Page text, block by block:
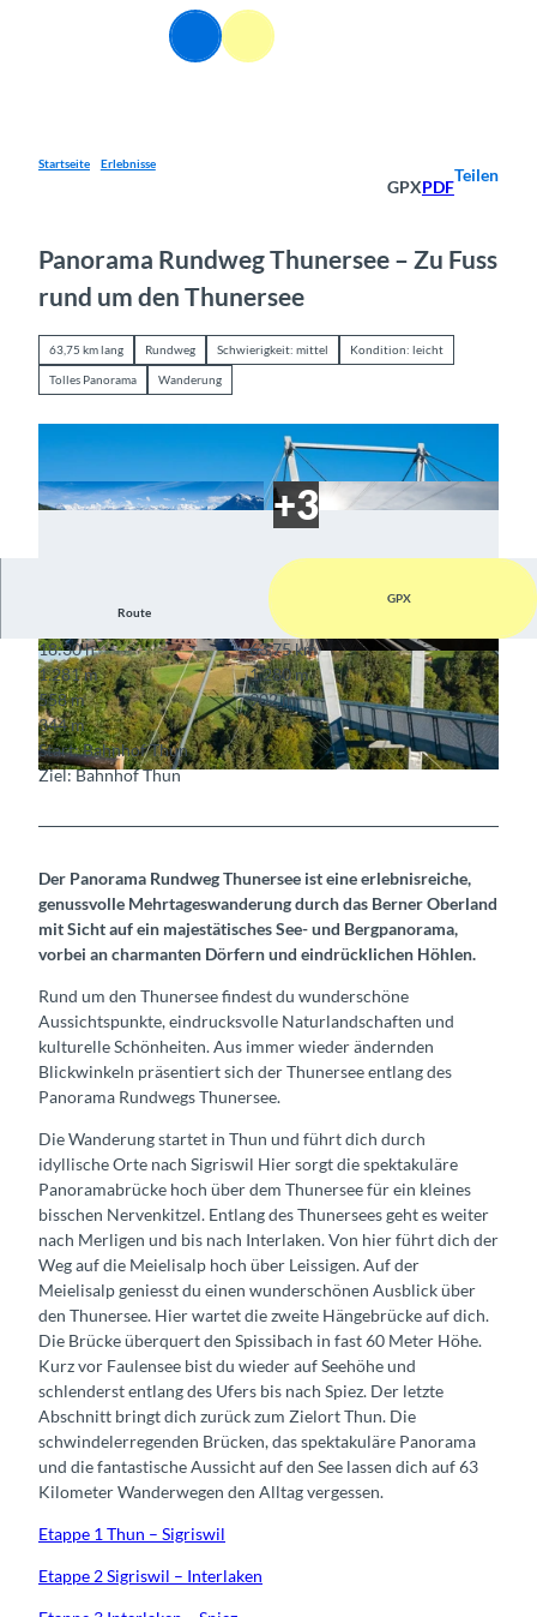
Suche Menü
Startseite Erlebnisse
GPXPDF
Teilen
Panorama Rundweg Thunersee – Zu Fuss
rund um den Thunersee
63,75 km lang Rundweg Schwierigkeit: mittel Kondition: leicht
Tolles Panorama Wanderung
© Mike Kaufmann, Interlaken Tourismus, Interlaken Tourismus
© Interlaken Tourismus, Interlaken Tourismus © Interlaken Tourismus
Route
GPX
18:30 h
63,75 km
1.281 m
1.280 m
558 m
902 m
344 m
Start: Bahnhof Thun
Ziel: Bahnhof Thun
Der Panorama Rundweg Thunersee ist eine erlebnisreiche,
genussvolle Mehrtageswanderung durch das Berner Oberland
mit Sicht auf ein majestätisches See- und Bergpanorama,
vorbei an charmanten Dörfern und eindrücklichen Höhlen.
Rund um den Thunersee findest du wunderschöne
Aussichtspunkte, eindrucksvolle Naturlandschaften und
kulturelle Schönheiten. Aus immer wieder ändernden
Blickwinkeln präsentiert sich der Thunersee entlang des
Panorama Rundwegs Thunersee.
Die Wanderung startet in Thun und führt dich durch
idyllische Orte nach Sigriswil Hier sorgt die spektakuläre
Panoramabrücke hoch über dem Thunersee für ein kleines
bisschen Nervenkitzel. Entlang des Thunersees geht es weiter
nach Merligen und bis nach Interlaken. Von hier führt dich der
Weg auf die Meielisalp hoch über Leissigen. Auf der
Meielisalp geniesst du einen wunderschönen Ausblick über
den Thunersee. Hier wartet die zweite Hängebrücke auf dich.
Die Brücke überquert den Spissibach in fast 60 Meter Höhe.
Kurz vor Faulensee bist du wieder auf Seehöhe und
schlenderst entlang des Ufers bis nach Spiez. Der letzte
Abschnitt bringt dich zurück zum Zielort Thun. Die
schwindelerregenden Brücken, das spektakuläre Panorama
und die fantastische Aussicht auf den See lassen dich auf 63
Kilometer Wanderwegen den Alltag vergessen.
Etappe 1 Thun – Sigriswil
Etappe 2 Sigriswil – Interlaken